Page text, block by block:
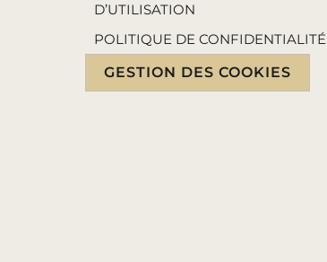
D’UTILISATION
POLITIQUE DE CONFIDENTIALITÉ
GESTION DES COOKIES